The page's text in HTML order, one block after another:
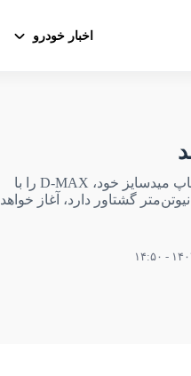
اخبار خودرو
ایسوزو ۲۰۲۵ عرضه مدل الکتریکی پیکاپ میدسایز خود، D-MAX را با
پیشرانه جفت‌موتور ۱۷۴ اسبی که ۳۲۵ نیوتن‌متر گشتاور دارد، آغاز خواهد